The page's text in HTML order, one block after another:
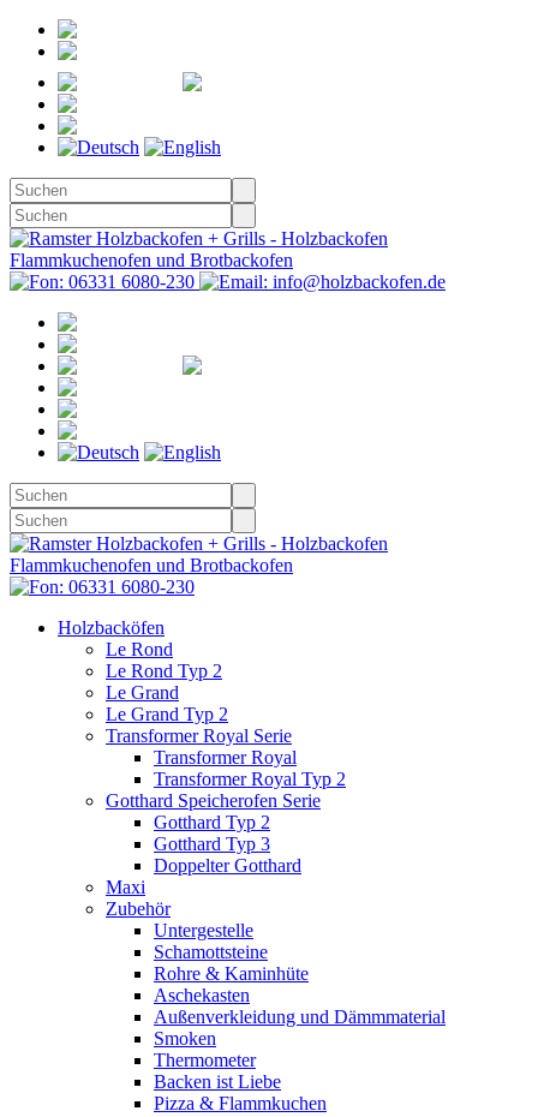
Holzbacköfen
Le Rond
Le Rond Typ 2
Le Grand
Le Grand Typ 2
Transformer Royal Serie
Transformer Royal
Transformer Royal Typ 2
Gotthard Speicherofen Serie
Gotthard Typ 2
Gotthard Typ 3
Doppelter Gotthard
Maxi
Zubehör
Untergestelle
Schamottsteine
Rohre & Kaminhüte
Aschekasten
Außenverkleidung und Dämmmaterial
Smoken
Thermometer
Backen ist Liebe
Pizza & Flammkuchen